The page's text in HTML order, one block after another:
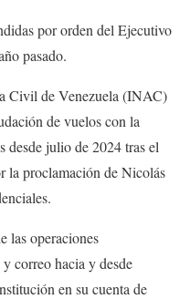
por orden del Ejecutivo
pasado.
Civil de Venezuela (INAC)
de vuelos con la
desde julio de 2024 tras el
la proclamación de Nicolás
las operaciones
correo hacia y desde
en su cuenta de